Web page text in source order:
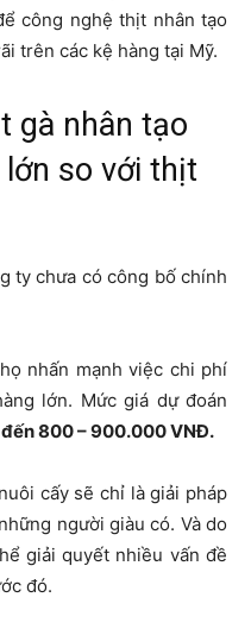
công nghệ thịt nhân tạo
trên các kệ hàng tại Mỹ.
gà nhân tạo
so với thịt
ty chưa có công bố chính
nhấn mạnh việc chi phí
lớn. Mức giá dự đoán
800 – 900.000 VNĐ.
cấy sẽ chỉ là giải pháp
người giàu có. Và do
giải quyết nhiều vấn đề
đó.